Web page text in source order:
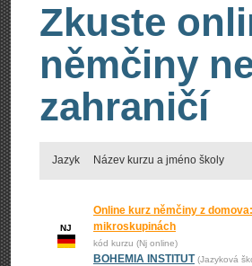
Zkuste
němčiny
zahraničí
Jazyk Název kurzu a jméno školy
NJ
Online kurz němčiny z
mikroskupinách
kód kurzu (Nj online)
BOHEMIA INSTITUT (Jazyková